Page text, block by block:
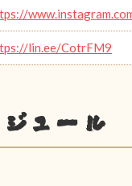
lin.ee/CotrFM9
ュール